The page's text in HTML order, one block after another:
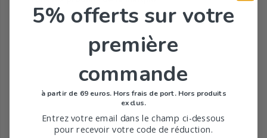
5% offerts sur votre
première
commande
à partir de 69 euros. Hors frais de port. Hors produits
exclus.
Entrez votre email dans le champ ci-dessous
pour recevoir votre code de réduction.